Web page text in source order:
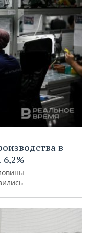
в
6,2%